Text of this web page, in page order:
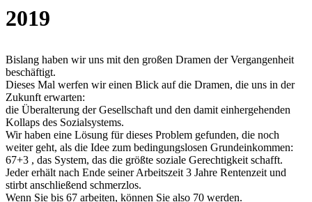
2019
Bislang haben wir uns mit den großen Dramen der Vergangenheit
beschäftigt.
Dieses Mal werfen wir einen Blick auf die Dramen, die uns in der
Zukunft erwarten:
die Überalterung der Gesellschaft und den damit einhergehenden
Kollaps des Sozialsystems.
Wir haben eine Lösung für dieses Problem gefunden, die noch
weiter geht, als die Idee zum bedingungslosen Grundeinkommen:
67+3 , das System, das die größte soziale Gerechtigkeit schafft.
Jeder erhält nach Ende seiner Arbeitszeit 3 Jahre Rentenzeit und
stirbt anschließend schmerzlos.
Wenn Sie bis 67 arbeiten, können Sie also 70 werden.